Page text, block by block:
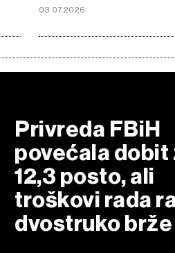
03.07.2026
Privreda FBiH
povećala dobit
12,3 posto, ali
troškovi rada
dvostruko brže